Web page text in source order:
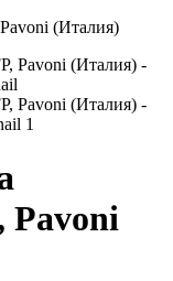
(Италия)
Pavoni